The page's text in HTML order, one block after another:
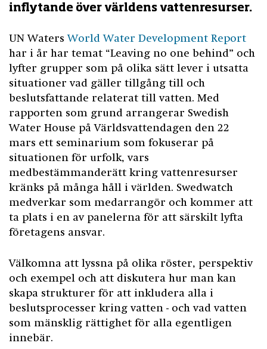
inflytande över världens vattenresurser.
UN WatersWorld Water Development Report
har i år har temat “Leaving no one behind” och
lyfter grupper som på olika sätt lever i utsatta
situationer vad gäller tillgång till och
beslutsfattande relaterat till vatten. Med
rapporten som grund arrangerar Swedish
Water House på Världsvattendagen den 22
mars ett seminarium som fokuserar på
situationen för urfolk, vars
medbestämmanderätt kring vattenresurser
kränks på många håll i världen. Swedwatch
medverkar som medarrangör och kommer att
ta plats i en av panelerna för att särskilt lyfta
företagens ansvar.
Välkomna att lyssna på olika röster, perspektiv
och exempel och att diskutera hur man kan
skapa strukturer för att inkludera alla i
beslutsprocesser kring vatten - och vad vatten
som mänsklig rättighet för alla egentligen
innebär.